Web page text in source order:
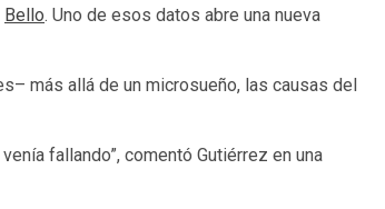
Bello. Uno de esos datos abre una nueva
más allá de un microsueño, las causas del
fallando”, comentó Gutiérrez en una